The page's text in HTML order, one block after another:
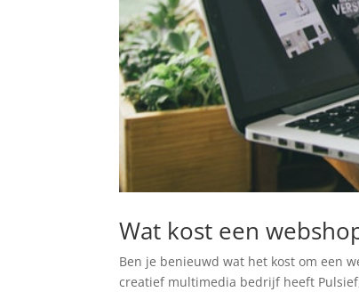
Wat kost een
Ben je benieuwd wat het kost om een
creatief multimedia bedrijf heeft